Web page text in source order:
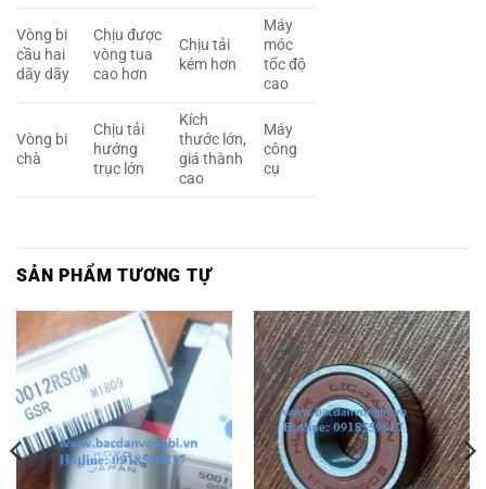
Vòng bi
cầu hai
dãy dãy
Chịu được
vòng tua
cao hơn
Chịu tải
kém hơn
Máy
móc
tốc độ
cao
Vòng bi
chà
Chịu tải
hướng
trục lớn
Kích
thước lớn,
giá thành
cao
Máy
công
cụ
SẢN PHẨM TƯƠNG TỰ